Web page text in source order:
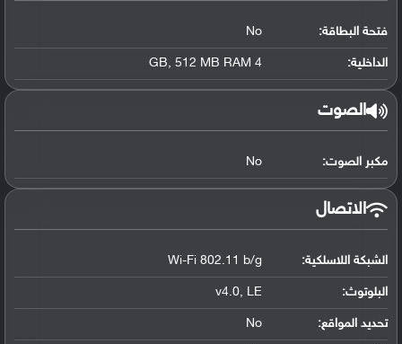
فتحة البطاقة: No
الداخلية: 4 GB, 512 MB RAM
الصوت
مكبر الصوت: No
الاتصال
الشبكة اللاسلكية: Wi-Fi 802.11 b/g
البلوتوث:
v4.0, LE
تحديد المواقع:
No